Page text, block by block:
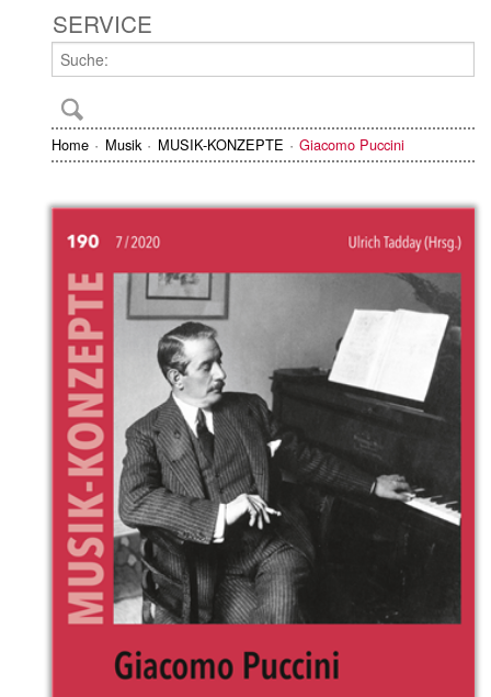
SERVICE
Home Musik MUSIK-KONZEPTE Giacomo Puccini